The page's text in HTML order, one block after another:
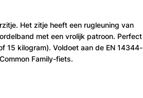
Het zitje heeft een rugleuning van
met een vrolijk patroon. Perfect
15 kilogram). Voldoet aan de EN 14344-
Family-fiets.